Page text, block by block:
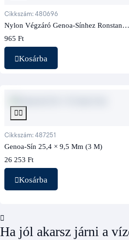
Cikkszám: 480696
Nylon Végzáró Genoa-Sínhez Ronstan
965 Ft
Kosárba
Cikkszám: 487251
Genoa-Sín 25,4 × 9,5 Mm (3 M)
26 253 Ft
Kosárba
Ha jól akarsz járni a